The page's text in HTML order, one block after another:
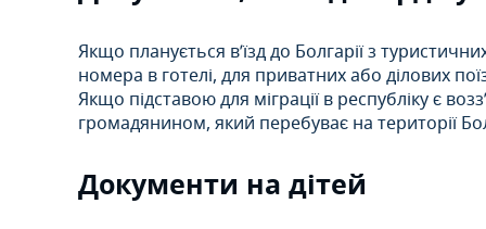
Якщо планується в’їзд до Болгарії з
номера в готелі, для приватних або ділових
Якщо підставою для міграції в республіку є
громадянином, який перебуває на території
Документи на дітей